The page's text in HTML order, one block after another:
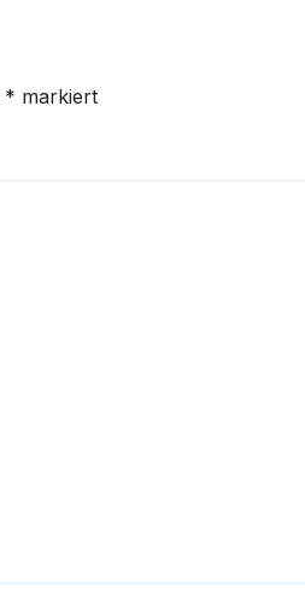
* markiert